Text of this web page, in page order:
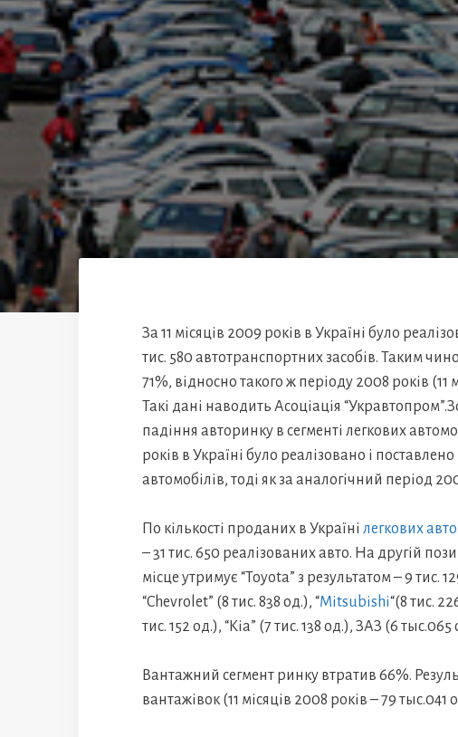
За 11 місяців 2009 років в Україні було
тис. 580 автотранспортних засобів. Таким
71%, відносно такого ж періоду 2008 років (11
Такі дані наводить Асоціація
падіння авторинку в сегменті легкових
років в Україні було реалізовано і
автомобілів, тоді як за аналогічний період
По кількості проданих в Україні легкових
– 31 тис. 650 реалізованих авто. На другій
місце утримує “Toyota” з результатом – 9 тис.
“Chevrolet” (8 тис. 838 од.), “Mitsubishi“(8 тис.
тис. 152 од.), “Kia” (7 тис. 138 од.), ЗАЗ (6 тыс.065
Вантажний сегмент ринку втратив 66%.
вантажівок (11 місяців 2008 років – 79 тыс.041